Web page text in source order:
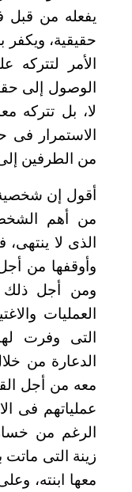
يفعله من قبل
حقيقية، ويكفر
الأمر
الوصول إلى
لا، بل تتركه
الاستمرار فى
من الطرفين
أقول إن
من أهم
الذى لا
وأوقفها من
ومن أجل ذلك
العمليات
التى وفرت
الدعارة من
معه من أجل
عملياتهم فى
الرغم من
زينة التى ماتت
معها ابنته،